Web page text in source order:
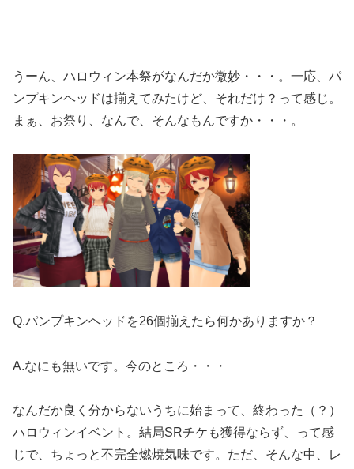
うーん、ハロウィン本祭がなんだか微妙・・・。一応、パ
ンプキンヘッドは揃えてみたけど、それだけ？って感じ。
まぁ、お祭り、なんで、そんなもんですか・・・。
Q.パンプキンヘッドを26個揃えたら何かありますか？
A.なにも無いです。今のところ・・・
なんだか良く分からないうちに始まって、終わった（？）
ハロウィンイベント。結局SRチケも獲得ならず、って感
じで、ちょっと不完全燃焼気味です。ただ、そんな中、レ